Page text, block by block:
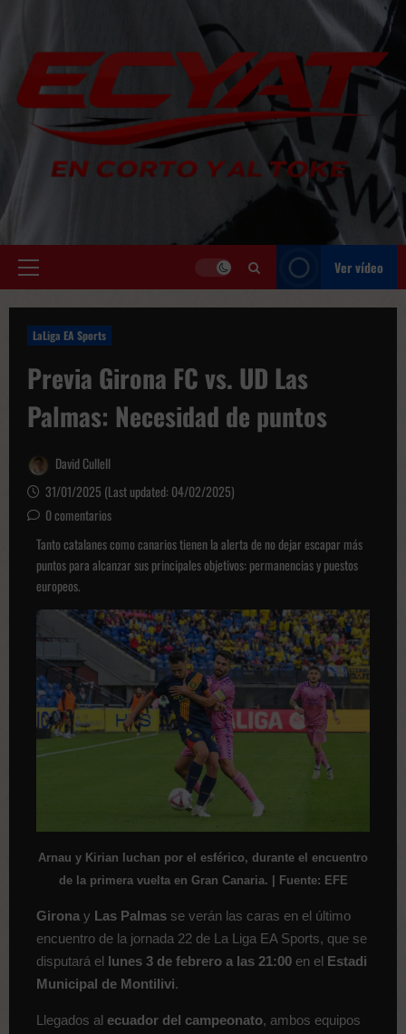
contenido
Menú
Ver vídeo
LaLiga EA Sports
Previa Girona FC vs. UD Las
Palmas: Necesidad de puntos
David Cullell
31/01/2025 (Last updated: 04/02/2025)
0 comentarios
Tanto catalanes como canarios tienen la alerta de no dejar escapar más
puntos para alcanzar sus principales objetivos: permanencias y puestos
europeos.
Arnau y Kirian luchan por el esférico, durante el encuentro
de la primera vuelta en Gran Canaria. | Fuente: EFE
Girona y Las Palmas se verán las caras en el último
encuentro de la jornada 22 de La Liga EA Sports, que se
disputará el
lunes 3 de febrero a las 21:00 en el
Estadi
Municipal de Montilivi.
Llegados al ecuador del campeonato, ambos equipos